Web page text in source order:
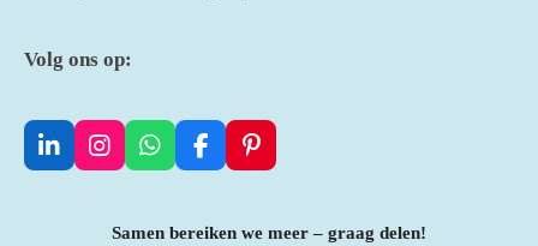
Volg ons op:
L
I
W
F
e
P
Samen bereiken we meer – graag delen!